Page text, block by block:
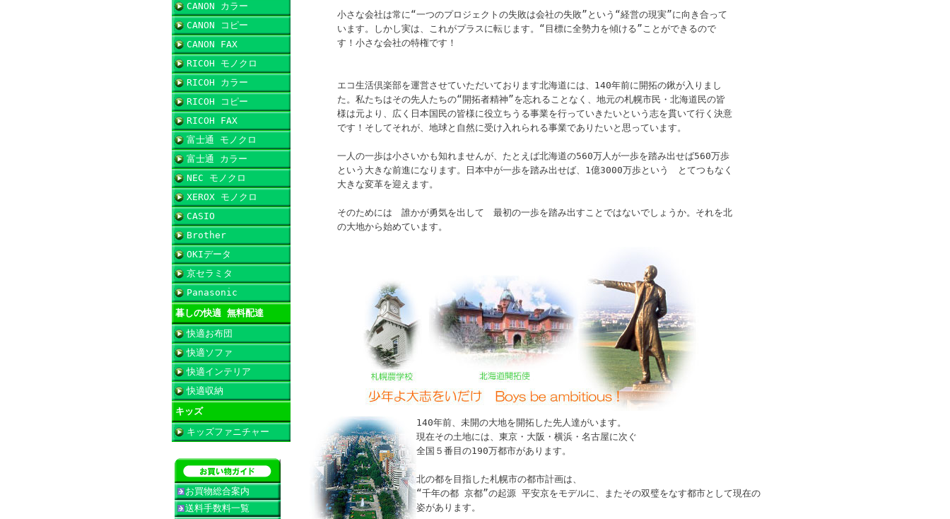
CANON カラー
CANON コピー
CANON FAX
RICOH モノクロ
RICOH カラー
RICOH コピー
RICOH FAX
富士通 モノクロ
富士通 カラー
NEC モノクロ
XEROX モノクロ
CASIO
Brother
OKIデータ
京セラミタ
Panasonic
暮しの快適 無料配達
快適お布団
快適ソファ
快適インテリア
快適収納
キッズ
キッズファニチャー
お買物総合案内
送料手数料一覧
小さな会社は常に“一つのプロジェクトの失敗は会社の失敗”という“経営の現実”に向き合って
います。しかし実は、これがプラスに転じます。“目標に全勢力を傾ける”ことができるので
す！小さな会社の特権です！
エコ生活倶楽部を運営させていただいております北海道には、140年前に開拓の鍬が入りまし
た。私たちはその先人たちの“開拓者精神”を忘れることなく、地元の札幌市民・北海道民の皆
様は元より、広く日本国民の皆様に役立ちうる事業を行っていきたいという志を貫いて行く決意
です！そしてそれが、地球と自然に受け入れられる事業でありたいと思っています。
一人の一歩は小さいかも知れませんが、たとえば北海道の560万人が一歩を踏み出せば560万歩
という大きな前進になります。日本中が一歩を踏み出せば、1億3000万歩という とてつもなく
大きな変革を迎えます。
そのためには 誰かが勇気を出して 最初の一歩を踏み出すことではないでしょうか。それを北
の大地から始めています。
140年前、未開の大地を開拓した先人達がいます。
現在その土地には、東京・大阪・横浜・名古屋に次ぐ
全国５番目の190万都市があります。
北の都を目指した札幌市の都市計画は、
“千年の都 京都”の起源 平安京をモデルに、またその双璧をなす都市として現在の
姿があります。